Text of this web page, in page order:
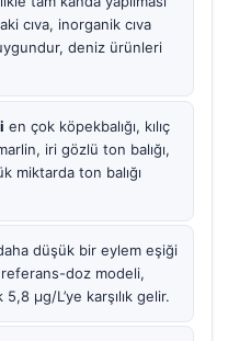
cıva, inorganik cıva
deniz ürünleri
en çok köpekbalığı, kılıç
iri gözlü ton balığı,
miktarda ton balığı
düşük bir eylem eşiği
doz modeli,
µg/L’ye karşılık gelir.